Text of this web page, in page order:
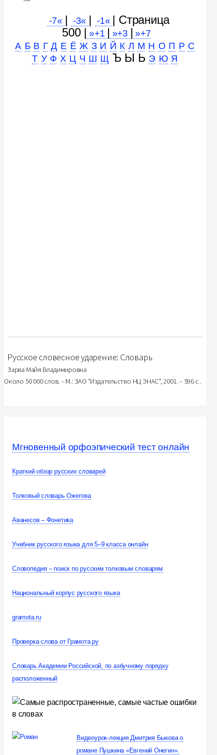
-7« | -3« | -1« | Cтраница
500 | »+1 | »+3 | »+7
А Б В Г Д Е Ё Ж З И Й К Л М Н О П Р С
Т У Ф Х Ц Ч Ш Щ Ъ Ы Ь Э Ю Я
Русское словесное ударение: Словарь
Зарва Майя Владимировна
Около 50 000 слов. – М.: ЗАО "Издательство НЦ ЭНАС", 2001. – 596 с .
Мгновенный орфоэпический тест онлайн
Краткий обзор русских словарей
Толковый словарь Ожегова
Аванесов – Фонетика
Учебник русского языка для 5–9 класса онлайн
Словопедия – поиск по русским толковым словарям
Национальный корпус русского языка
gramota.ru
Проверка слова от Грамота.ру
Словарь Академии Российской, по азбучному порядку
расположенный
Видеоурок-лекция Дмитрия Быкова о
романе Пушкина «Евгений Онегин».